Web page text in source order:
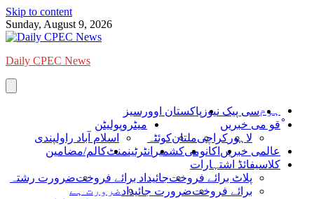
Skip to content
Sunday, August 9, 2026
Daily CPEC News
ہومسی پیک نیوز پاکستان اوورسیز
ْقو می خبریں
لاہور کراچیملتانکوئٹہ
میٹروپولیٹن
اسلام آباد راولپندی
عالمی خبریں اکانومیکشمیر انٹرٹینمنٹکالم/مضامین
کلاسیفائڈ اشتہارات
پلاٹ برائے فروختجائیداد برائے فروختضرورت رشتہ
برائے فروختضرورت جائیدادضرورت ہے